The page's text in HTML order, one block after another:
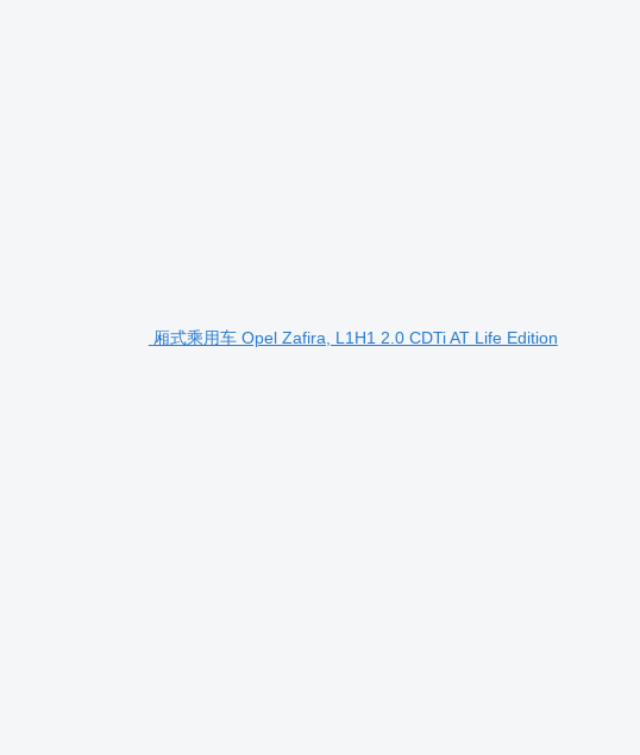
厢式乘用车 Opel Zafira, L1H1 2.0 CDTi AT Life Edition